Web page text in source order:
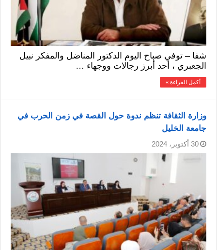
شفا – توفي صباح اليوم الدكتور المناضل والمفكر نبيل
الجعبري ، أحد أبرز رجالات ووجهاء …
أكمل القراءة »
وزارة الثقافة تنظم ندوة حول القصة في زمن الحرب في
جامعة الخليل
30 أكتوبر، 2024